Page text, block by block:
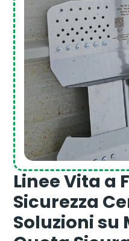
Linee Vita a
Sicurezza
Soluzioni su